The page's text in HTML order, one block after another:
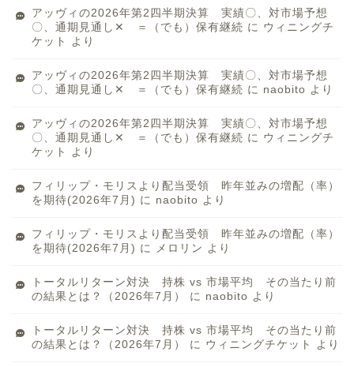
アッヴィの2026年第2四半期決算 実績〇、対市場予想
〇、通期見通し✕ ＝（でも）保有継続 に ウィニングチ
ケット
より
アッヴィの2026年第2四半期決算 実績〇、対市場予想
〇、通期見通し✕ ＝（でも）保有継続 に naobito より
アッヴィの2026年第2四半期決算 実績〇、対市場予想
〇、通期見通し✕ ＝（でも）保有継続 に ウィニングチ
ケット
より
フィリップ・モリスより配当受領 昨年並みの増配（率）
を期待(2026年7月) に naobito より
フィリップ・モリスより配当受領 昨年並みの増配（率）
を期待(2026年7月) に メロリン より
トータルリターン対決 持株 vs 市場平均 その当たり前
の結果とは？（2026年7月）
に naobito より
トータルリターン対決 持株 vs 市場平均 その当たり前
の結果とは？（2026年7月）
に ウィニングチケット より